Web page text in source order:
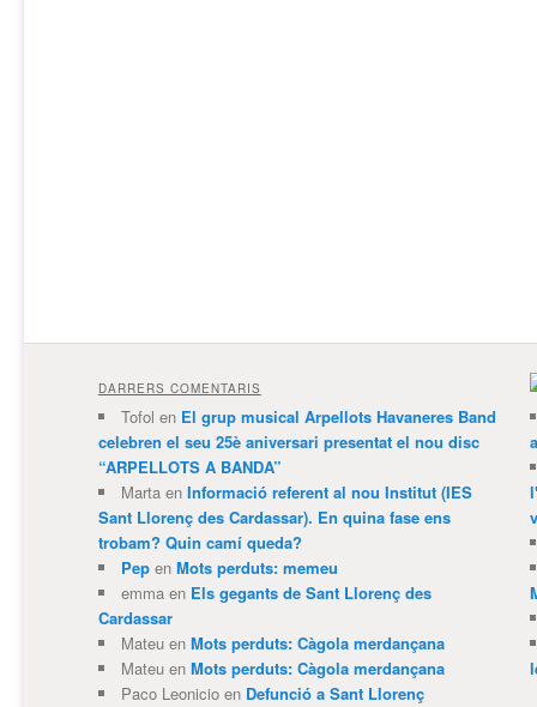
DARRERS COMENTARIS
Tofol en El grup musical Arpellots Havaneres Band
celebren el seu 25è aniversari presentat el nou disc
“ARPELLOTS A BANDA”
Martaen Informació referent al nou Institut (IES
Sant Llorenç des Cardassar). En quina fase ens
trobam? Quin camí queda?
Pepen Mots perduts: memeu
emmaen Els gegants de Sant Llorenç des
Cardassar
Mateuen Mots perduts: Càgola merdançana
Mateuen Mots perduts: Càgola merdançana
Paco Leonicioen Defunció a Sant Llorenç